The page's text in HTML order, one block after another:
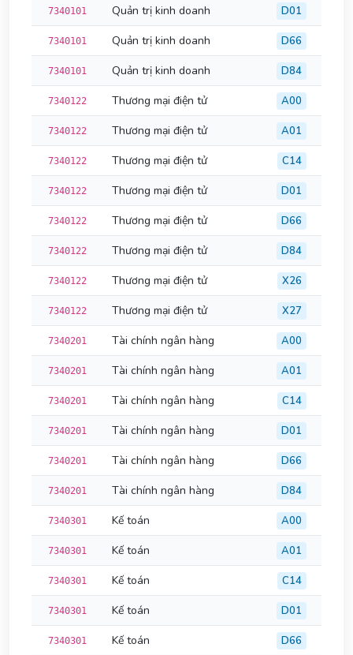
7340101 Quản trị kinh doanh D01
7340101 Quản trị kinh doanh D66
7340101 Quản trị kinh doanh D84
7340122 Thương mại điện tử A00
7340122 Thương mại điện tử A01
7340122 Thương mại điện tử C14
7340122 Thương mại điện tử D01
7340122 Thương mại điện tử D66
7340122 Thương mại điện tử D84
7340122 Thương mại điện tử X26
7340122 Thương mại điện tử X27
7340201 Tài chính ngân hàng A00
7340201 Tài chính ngân hàng A01
7340201 Tài chính ngân hàng C14
7340201 Tài chính ngân hàng D01
7340201 Tài chính ngân hàng D66
7340201 Tài chính ngân hàng D84
7340301 Kế toán A00
7340301 Kế toán A01
7340301 Kế toán C14
7340301 Kế toán D01
7340301 Kế toán D66